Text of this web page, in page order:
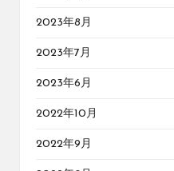
2023年8月
2023年7月
2023年6月
2022年10月
2022年9月